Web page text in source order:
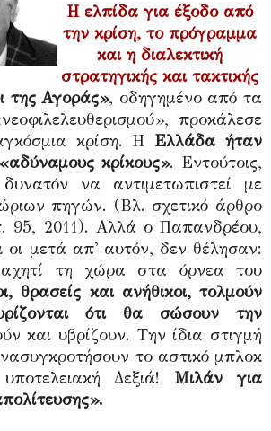
Η ελπίδα για έξοδο από
την κρίση, το πρόγραμμα
και η διαλεκτική
στρατηγικής και τακτικής
της Αγοράς», οδηγημένο από τα
προκάλεσε
κρίση. Η Ελλάδα ήταν
κρίκους». Εντούτοις,
να αντιμετωπιστεί με
πηγών. (Βλ. σχετικό άρθρο
95, 2011). Αλλά ο Παπανδρέου,
οι μετά απ' αυτόν, δεν θέλησαν:
τη χώρα στα όρνεα του
θρασείς και ανήθικοι, τολμούν
ότι θα σώσουν την
και υβρίζουν. Την ίδια στιγμή
το αστικό μπλοκ
Δεξιά! Μιλάν για